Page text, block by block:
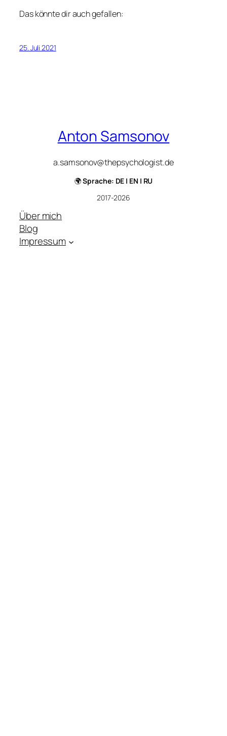
Das könnte dir auch gefallen:
25. Juli 2021
Anton Samsonov
a.samsonov@thepsychologist.de
🌍Sprache: DE | EN | RU
2017-2026
Über mich
Blog
Impressum